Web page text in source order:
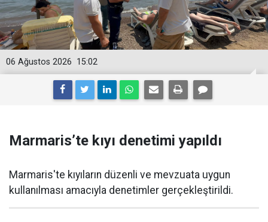
15:02
06 Ağustos 2026
Marmaris’te kıyı denetimi yapıldı
Marmaris'te kıyıların düzenli ve mevzuata uygun
kullanılması amacıyla denetimler gerçekleştirildi.